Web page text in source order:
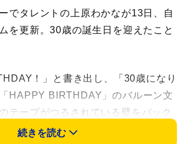
でタレントの上原わかなが13日、自
を更新。30歳の誕生日を迎えたこと
！」と書き出し、「30歳になり
HAPPY BIRTHDAY」のバルーン文
テープがつるされている壁をバック
」のたすきをかけ、リングコ
続きを読む